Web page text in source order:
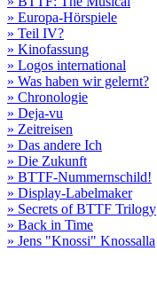
» Europa-Hörspiele
» Teil IV?
» Kinofassung
» Logos international
» Was haben wir gelernt?
» Chronologie
» Deja-vu
» Zeitreisen
» Das andere Ich
» Die Zukunft
» BTTF-Nummernschild!
» Display-Labelmaker
» Secrets of BTTF Trilogy
» Back in Time
» Jens "Knossi" Knossalla